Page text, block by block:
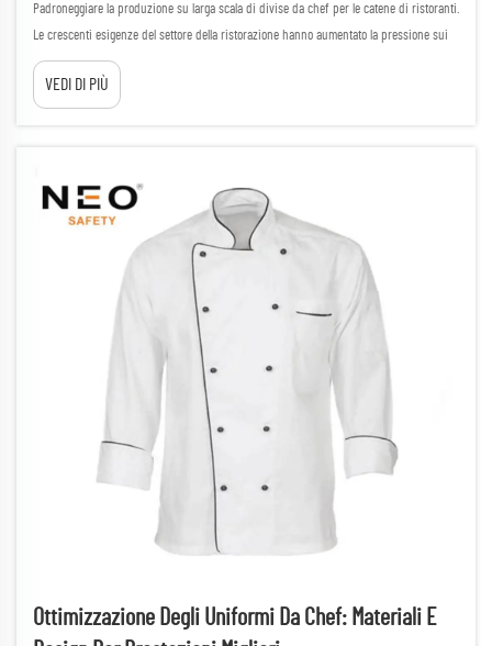
Padroneggiare la produzione su larga scala di divise da chef per le catene di ristoranti.
Le crescenti esigenze del settore della ristorazione hanno aumentato la pressione sui
produttori OEM di divise da chef, obbligandoli a fornire uniformi personalizzate di alta
qualità su larga scala. Le catene di ristoranti...
VEDI DI PIÙ
Ottimizzazione Degli Uniformi Da Chef: Materiali E